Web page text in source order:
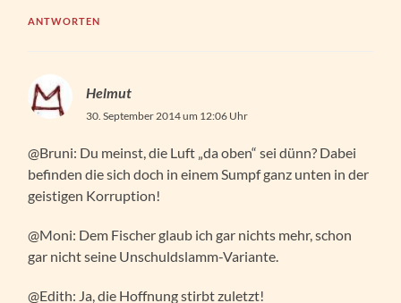
ANTWORTEN
Helmut
30. September 2014 um 12:06 Uhr
@Bruni: Du meinst, die Luft „da oben“ sei dünn? Dabei
befinden die sich doch in einem Sumpf ganz unten in der
geistigen Korruption!
@Moni: Dem Fischer glaub ich gar nichts mehr, schon
gar nicht seine Unschuldslamm-Variante.
@Edith: Ja, die Hoffnung stirbt zuletzt!